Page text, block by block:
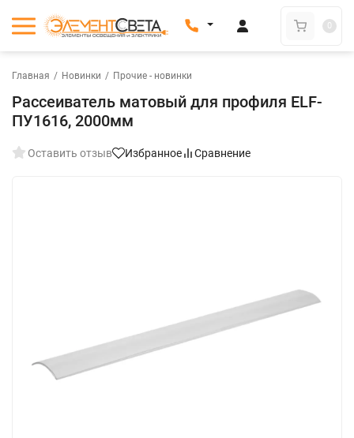
0
Главная / Новинки / Прочие - новинки
Рассеиватель матовый для профиля ELF-
ПУ1616, 2000мм
Оставить отзыв Избранное Сравнение